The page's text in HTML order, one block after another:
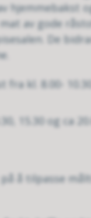
hjemmebakst
av gode
De
kl. 8.00-
15.30 og ca
å tilpasse